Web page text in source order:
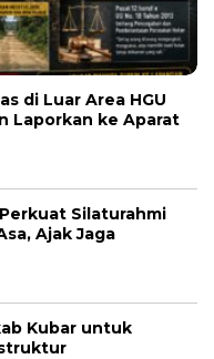
di Luar Area HGU
Laporkan ke Aparat
Silaturahmi
Ajak Jaga
Kubar untuk